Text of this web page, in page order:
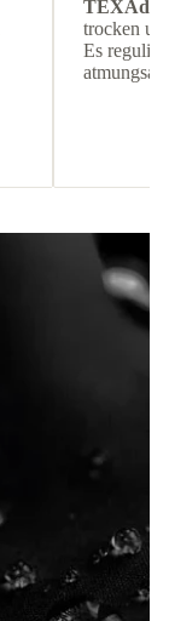
TEXAdri
trocken
Es